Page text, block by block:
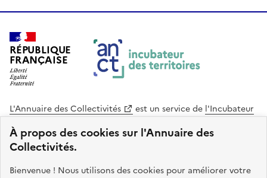
À propos des cookies sur l'Annuaire des
Collectivités.
Bienvenue ! Nous utilisons des cookies pour améliorer votre
RÉPUBLIQUE
FRANÇAISE
L'Annuaire des Collectivités est un service de l'Incubateur
des Territoires
Cohésion des Territoires
. Le code source de ce site web
est disponible en licence libre. Le design de ce site est conçu
avec le système de design de l’État.